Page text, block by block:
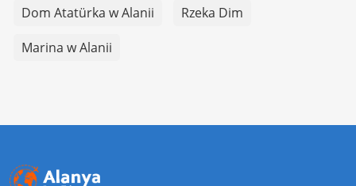
Dom Atatürka w Alanii
Rzeka Dim
Marina w Alanii